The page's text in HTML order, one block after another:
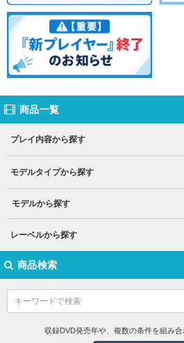
商品一覧
プレイ内容から探す
モデルタイプから探す
モデルから探す
レーベルから探す
商品検索
収録DVD発売年や、複数の条件を組み